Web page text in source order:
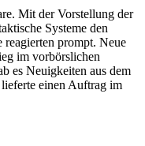
Mit der Vorstellung der
Systeme den
prompt. Neue
im vorbörslichen
es Neuigkeiten aus dem
einen Auftrag im